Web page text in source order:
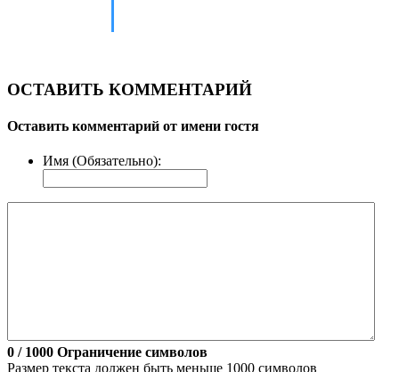
ОСТАВИТЬ КОММЕНТАРИЙ
Оставить комментарий от имени гостя
Имя (Обязательно):
0 / 1000 Ограничение символов
Размер текста должен быть меньше 1000 символов